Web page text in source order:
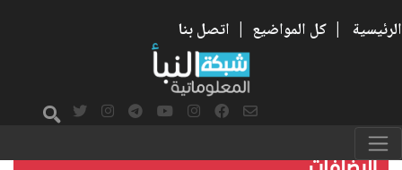
الرئيسية | كل المواضيع | اتصل بنا